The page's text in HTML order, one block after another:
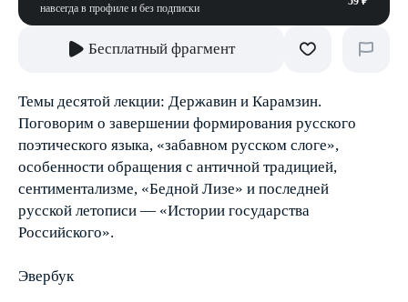
навсегда в профиле и без подписки
Бесплатный фрагмент
Темы десятой лекции: Державин и Карамзин.
Поговорим о завершении формирования русского
поэтического языка, «забавном русском слоге»,
особенности обращения с античной традицией,
сентиментализме, «Бедной Лизе» и последней
русской летописи — «Истории государства
Российского».
Эвербук